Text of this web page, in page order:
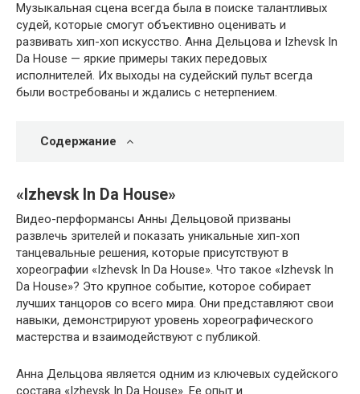
Музыкальная сцена всегда была в поиске талантливых
судей, которые смогут объективно оценивать и
развивать хип-хоп искусство. Анна Дельцова и Izhevsk In
Da House — яркие примеры таких передовых
исполнителей. Их выходы на судейский пульт всегда
были востребованы и ждались с нетерпением.
Содержание
«Izhevsk In Da House»
Видео-перформансы Анны Дельцовой призваны
развлечь зрителей и показать уникальные хип-хоп
танцевальные решения, которые присутствуют в
хореографии «Izhevsk In Da House». Что такое «Izhevsk In
Da House»? Это крупное событие, которое собирает
лучших танцоров со всего мира. Они представляют свои
навыки, демонстрируют уровень хореографического
мастерства и взаимодействуют с публикой.
Анна Дельцова является одним из ключевых судейского
состава «Izhevsk In Da House». Ее опыт и